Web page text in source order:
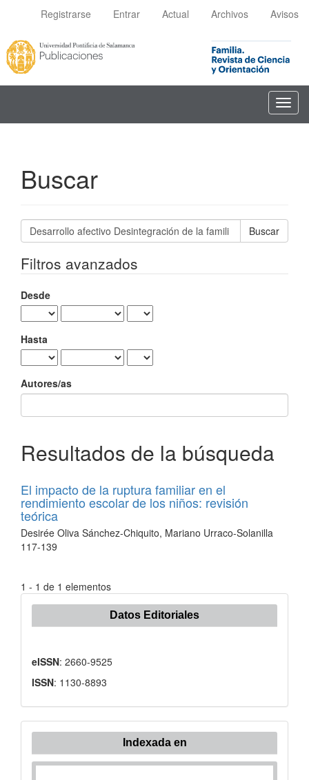
principal
principal
Barra
lateral
Registrarse Entrar Actual Archivos Avisos
Buscar
Buscar
artículos
Filtros avanzados
Desde
Hasta
Autores/as
Resultados de la búsqueda
El impacto de la ruptura familiar en el
rendimiento escolar de los niños: revisión
teórica
Desirée Oliva Sánchez-Chiquito, Mariano Urraco-Solanilla
117-139
1 - 1 de 1 elementos
Datos Editoriales
eISSN: 2660-9525
ISSN: 1130-8893
Indexada en